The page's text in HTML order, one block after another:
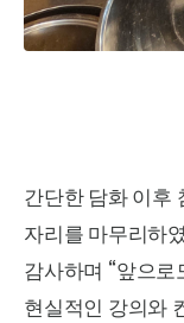
간단한 담화 이후
자리를 마무리하
감사하며 “앞으로
현실적인 강의와